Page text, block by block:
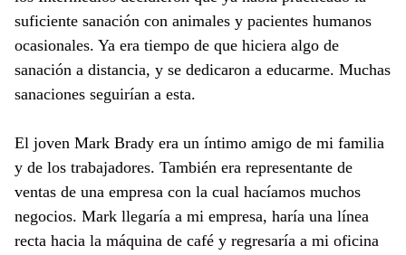
suficiente sanación con animales y pacientes humanos
ocasionales. Ya era tiempo de que hiciera algo de
sanación a distancia, y se dedicaron a educarme. Muchas
sanaciones seguirían a esta.
El joven Mark Brady era un íntimo amigo de mi familia
y de los trabajadores. También era representante de
ventas de una empresa con la cual hacíamos muchos
negocios. Mark llegaría a mi empresa, haría una línea
recta hacia la máquina de café y regresaría a mi oficina